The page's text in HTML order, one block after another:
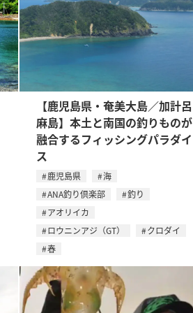
【鹿児島県・奄美大島／加計呂
麻島】本土と南国の釣りものが
融合するフィッシングパラダイ
ス
鹿児島県
海
ANA釣り倶楽部
釣り
アオリイカ
ロウニンアジ（GT）
クロダイ
春